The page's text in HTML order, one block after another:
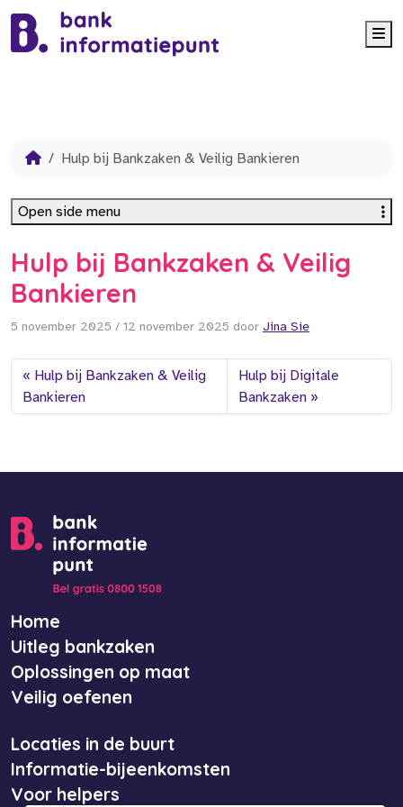
Hulp bij Bankzaken & Veilig Bankieren
Hulp bij Bankzaken & Veilig
Bankieren
5 november 2025 / 12 november 2025 door Jina Sie
Hulp bij Bankzaken & Veilig
Bankieren
Hulp bij Digitale
Bankzaken
Open side menu
Home
Uitleg bankzaken
Oplossingen op maat
Veilig oefenen
Locaties in de buurt
Informatie-bijeenkomsten
Voor helpers